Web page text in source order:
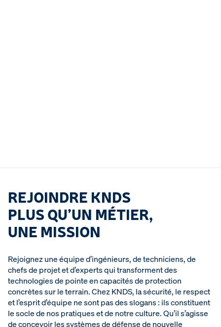
REJOINDRE KNDS
PLUS QU’UN MÉTIER,
UNE MISSION
Rejoignez une équipe d’ingénieurs, de techniciens, de
chefs de projet et d’experts qui transforment des
technologies de pointe en capacités de protection
concrètes sur le terrain. Chez KNDS, la sécurité, le respect
et l’esprit d’équipe ne sont pas des slogans : ils constituent
le socle de nos pratiques et de notre culture. Qu’il s’agisse
de concevoir les systèmes de défense de nouvelle